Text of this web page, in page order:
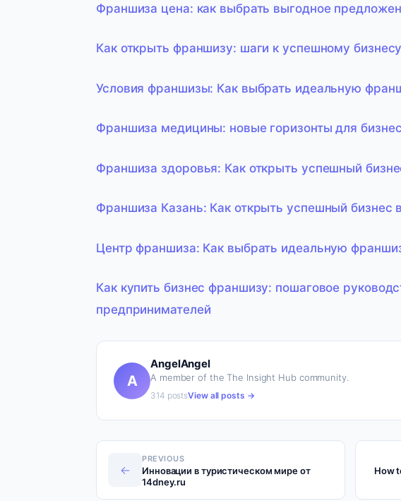
Франшиза цена: как выбрать выгодное
Как открыть франшизу: шаги к успешному бизнесу
Условия франшизы: Как выбрать идеальную
Франшиза медицины: новые горизонты для
Франшиза здоровья: Как открыть успешный
Франшиза Казань: Как открыть успешный бизнес
Центр франшиза: Как выбрать идеальную
Как купить бизнес франшизу: пошаговое
предпринимателей
A
AngelAngel
A member of the The Insight Hub community.
314 postsView all posts →
←
PREVIOUS
Инновации в туристическом мире от
14dney.ru
How